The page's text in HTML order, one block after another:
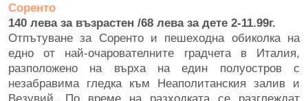
Соренто
140 лева за възрастен /68 лева за дете 2-11.99г.
Отпътуване за Соренто и пешеходна обиколка на
едно от най-очарователните градчета в Италия,
разположено на върха на един полуостров с
незабравима гледка към Неаполитанския залив и